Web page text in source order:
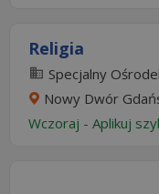
Religia
Specjalny
Nowy Dwór
Wczoraj - Aplikuj